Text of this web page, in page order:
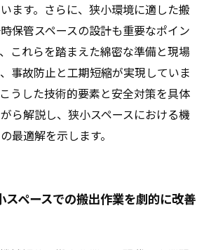
ます。さらに、狭小環境に適した搬
保管スペースの設計も重要なポイン
これらを踏まえた綿密な準備と現場
事故防止と工期短縮が実現していま
うした技術的要素と安全対策を具体
ら解説し、狭小スペースにおける機
最適解を示します。
スペースでの搬出作業を劇的に改善